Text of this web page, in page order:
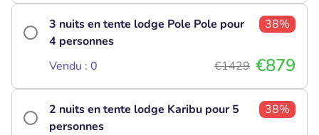
3 nuits en tente lodge Pole Pole pour
4 personnes
38%
Vendu : 0 €1429 €879
2 nuits en tente lodge Karibu pour 5
personnes
38%